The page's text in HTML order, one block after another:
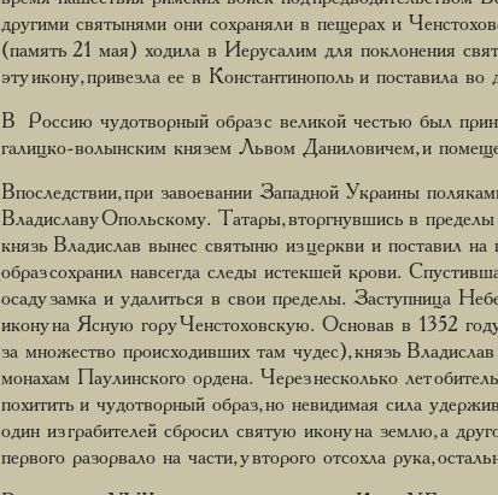
другими святынями они сохраняли в пещерах и
(память 21 мая) ходила в Иерусалим для поклонения
эту икону, привезла ее в Константинополь и поставила
В Россию чудотворный образ с великой честью был
галицко-волынским князем Львом Даниловичем, и
Впоследствии, при завоевании Западной Украины
Владиславу Опольскому. Татары, вторгнувшись в
князь Владислав вынес святыню из церкви и поставил
образ сохранил навсегда следы истекшей крови.
осаду замка и удалиться в свои пределы. Заступница
икону на Ясную гору Ченстоховскую. Основав в 1352
за множество происходивших там чудес), князь
монахам Паулинского ордена. Через несколько лет
похитить и чудотворный образ, но невидимая сила
один из грабителей сбросил святую икону на землю, а
первого разорвало на части, у второго отсохла рука,